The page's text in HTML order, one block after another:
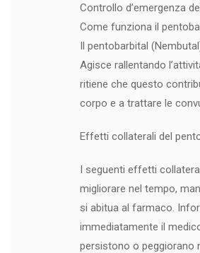
Controllo d’emergenza
Come funziona il
Il pentobarbital
Agisce rallentando
ritiene che questo
corpo e a trattare le
Effetti collaterali del
I seguenti effetti
migliorare nel tempo,
si abitua al farmaco.
immediatamente il
persistono o peggiorano